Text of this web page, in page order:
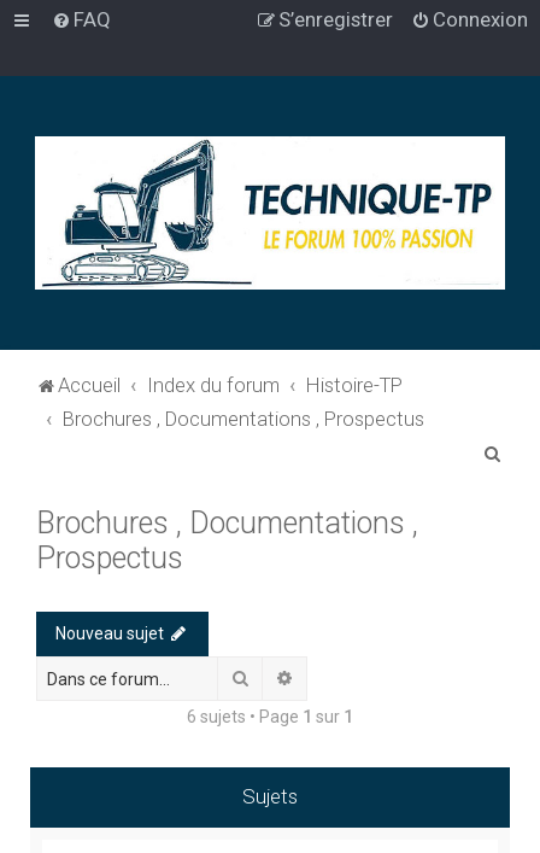
FAQ Connexion
S’enregistrer
Accueil Index du forum
Histoire-TP
Brochures , Documentations , Prospectus
Brochures , Documentations ,
Prospectus
Nouveau sujet
Rechercher
6 sujets • Page 1 sur 1
Sujets